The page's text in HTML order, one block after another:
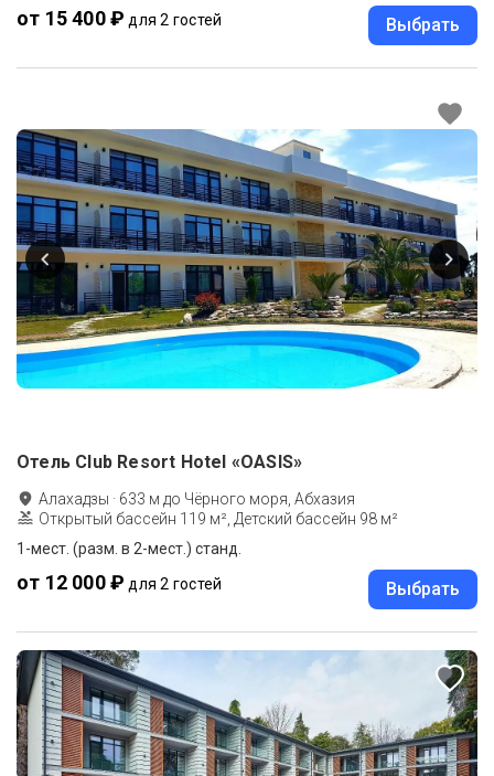
от 15 400 ₽ для 2 гостей Выбрать
Отель Club Resort Hotel «OASIS»
Алахадзы · 633 м до Чёрного моря, Абхазия
Открытый бассейн 119 м², Детский бассейн 98 м²
1-мест. (разм. в 2-мест.) станд.
от 12 000 ₽ для 2 гостей Выбрать